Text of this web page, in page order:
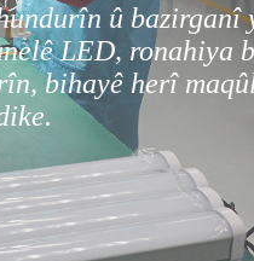
û bazirganî
LED, ronahiya
bihayê herî